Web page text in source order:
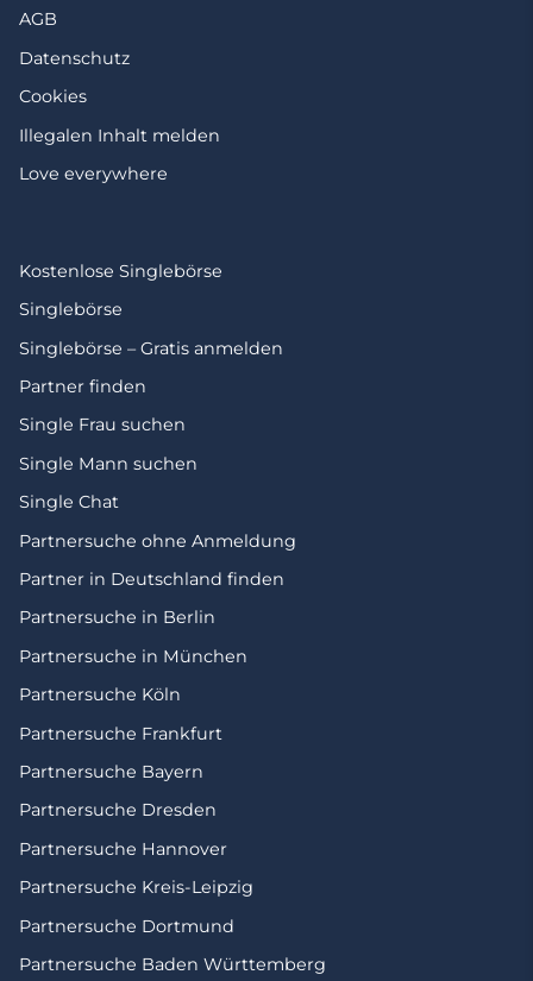
AGB
Datenschutz
Cookies
Illegalen Inhalt melden
Love everywhere
Kostenlose Singlebörse
Singlebörse
Singlebörse – Gratis anmelden
Partner finden
Single Frau suchen
Single Mann suchen
Single Chat
Partnersuche ohne Anmeldung
Partner in Deutschland finden
Partnersuche in Berlin
Partnersuche in München
Partnersuche Köln
Partnersuche Frankfurt
Partnersuche Bayern
Partnersuche Dresden
Partnersuche Hannover
Partnersuche Kreis-Leipzig
Partnersuche Dortmund
Partnersuche Baden Württemberg